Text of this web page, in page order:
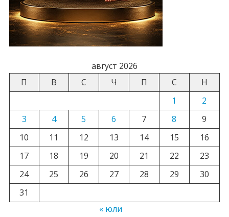
август 2026
П
В С Ч П С
Н
1
2
3
4 5 6 7 8
9
10
11 12 13 14 15
16
17
18 19 20 21 22
23
24
25 26 27 28 29
30
31
« юли